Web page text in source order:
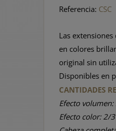
Referencia: CSC
Las
en colores
original sin
Disponibles en
CANTIDADES
Efecto
Efecto color: 2/